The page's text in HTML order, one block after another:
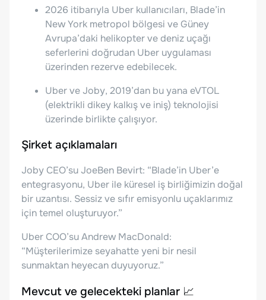
2026 itibarıyla Uber kullanıcıları, Blade’in
New York metropol bölgesi ve Güney
Avrupa’daki helikopter ve deniz uçağı
seferlerini doğrudan Uber uygulaması
üzerinden rezerve edebilecek.
Uber ve Joby, 2019’dan bu yana eVTOL
(elektrikli dikey kalkış ve iniş) teknolojisi
üzerinde birlikte çalışıyor.
Şirket açıklamaları
Joby CEO’su JoeBen Bevirt: “Blade’in Uber’e
entegrasyonu, Uber ile küresel iş birliğimizin doğal
bir uzantısı. Sessiz ve sıfır emisyonlu uçaklarımız
için temel oluşturuyor.”
Uber COO’su Andrew MacDonald:
“Müşterilerimize seyahatte yeni bir nesil
sunmaktan heyecan duyuyoruz.”
Mevcut ve gelecekteki planlar 📈